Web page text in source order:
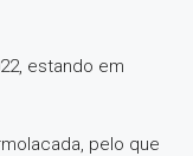
estando em
pelo que